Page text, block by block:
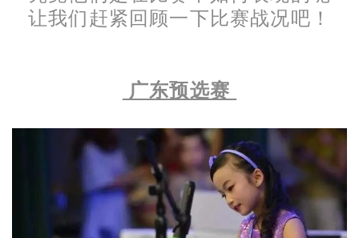
让我们赶紧回顾一下比赛战况吧！
广东预选赛